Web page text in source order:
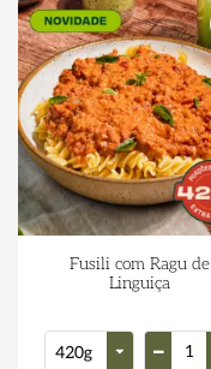
Fusili com Ragu de
Linguiça